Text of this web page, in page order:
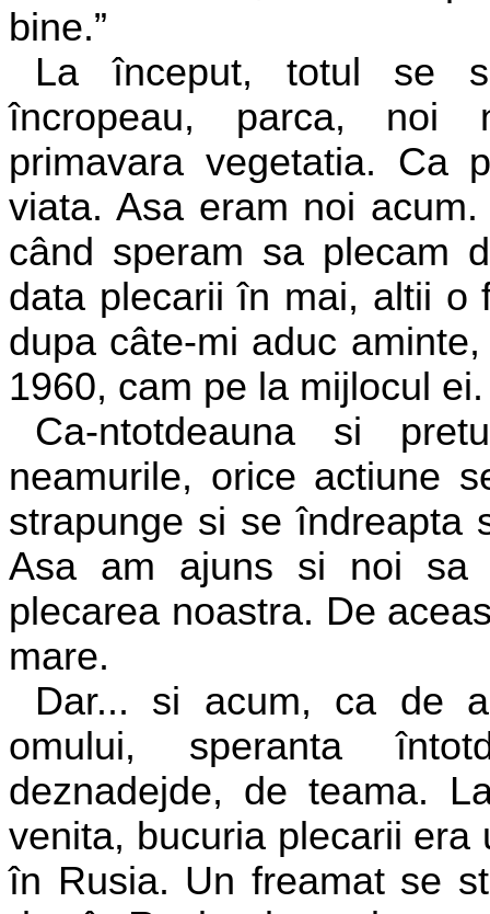
bine.”
La început, totul se
încropeau, parca, noi
primavara vegetatia. Ca
viata. Asa eram noi
când speram sa plecam
data plecarii în mai, altii o
dupa câte-mi aduc
1960, cam pe la mijlocul ei.
Ca-ntotdeauna si
neamurile, orice actiune
strapunge si se îndreapta
Asa am ajuns si noi sa
plecarea noastra. De
mare.
Dar... si acum, ca de
omului, speranta
deznadejde, de teama.
venita, bucuria plecarii
în Rusia. Un freamat se